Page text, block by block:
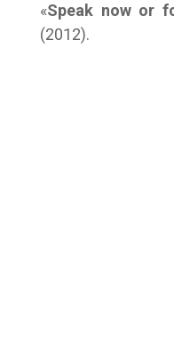
«Speak now or
(2012).